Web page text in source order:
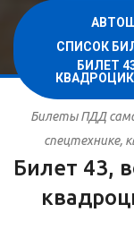
СПИСОК
БИЛЕТ
Билеты ПДД
спецтехнике,
Билет 43,